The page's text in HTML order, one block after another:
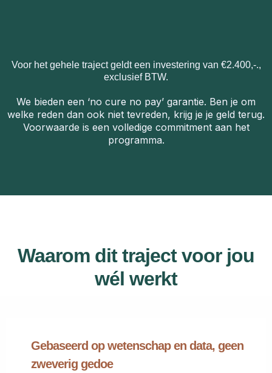
Voor het gehele traject geldt een investering van €2.400,-.,
exclusief BTW.
We bieden een ‘no cure no pay’ garantie. Ben je om
welke reden dan ook niet tevreden, krijg je je geld terug.
Voorwaarde is een volledige commitment aan het
programma.
Waarom dit traject voor jou
wél werkt
Gebaseerd op wetenschap en data, geen
zweverig gedoe